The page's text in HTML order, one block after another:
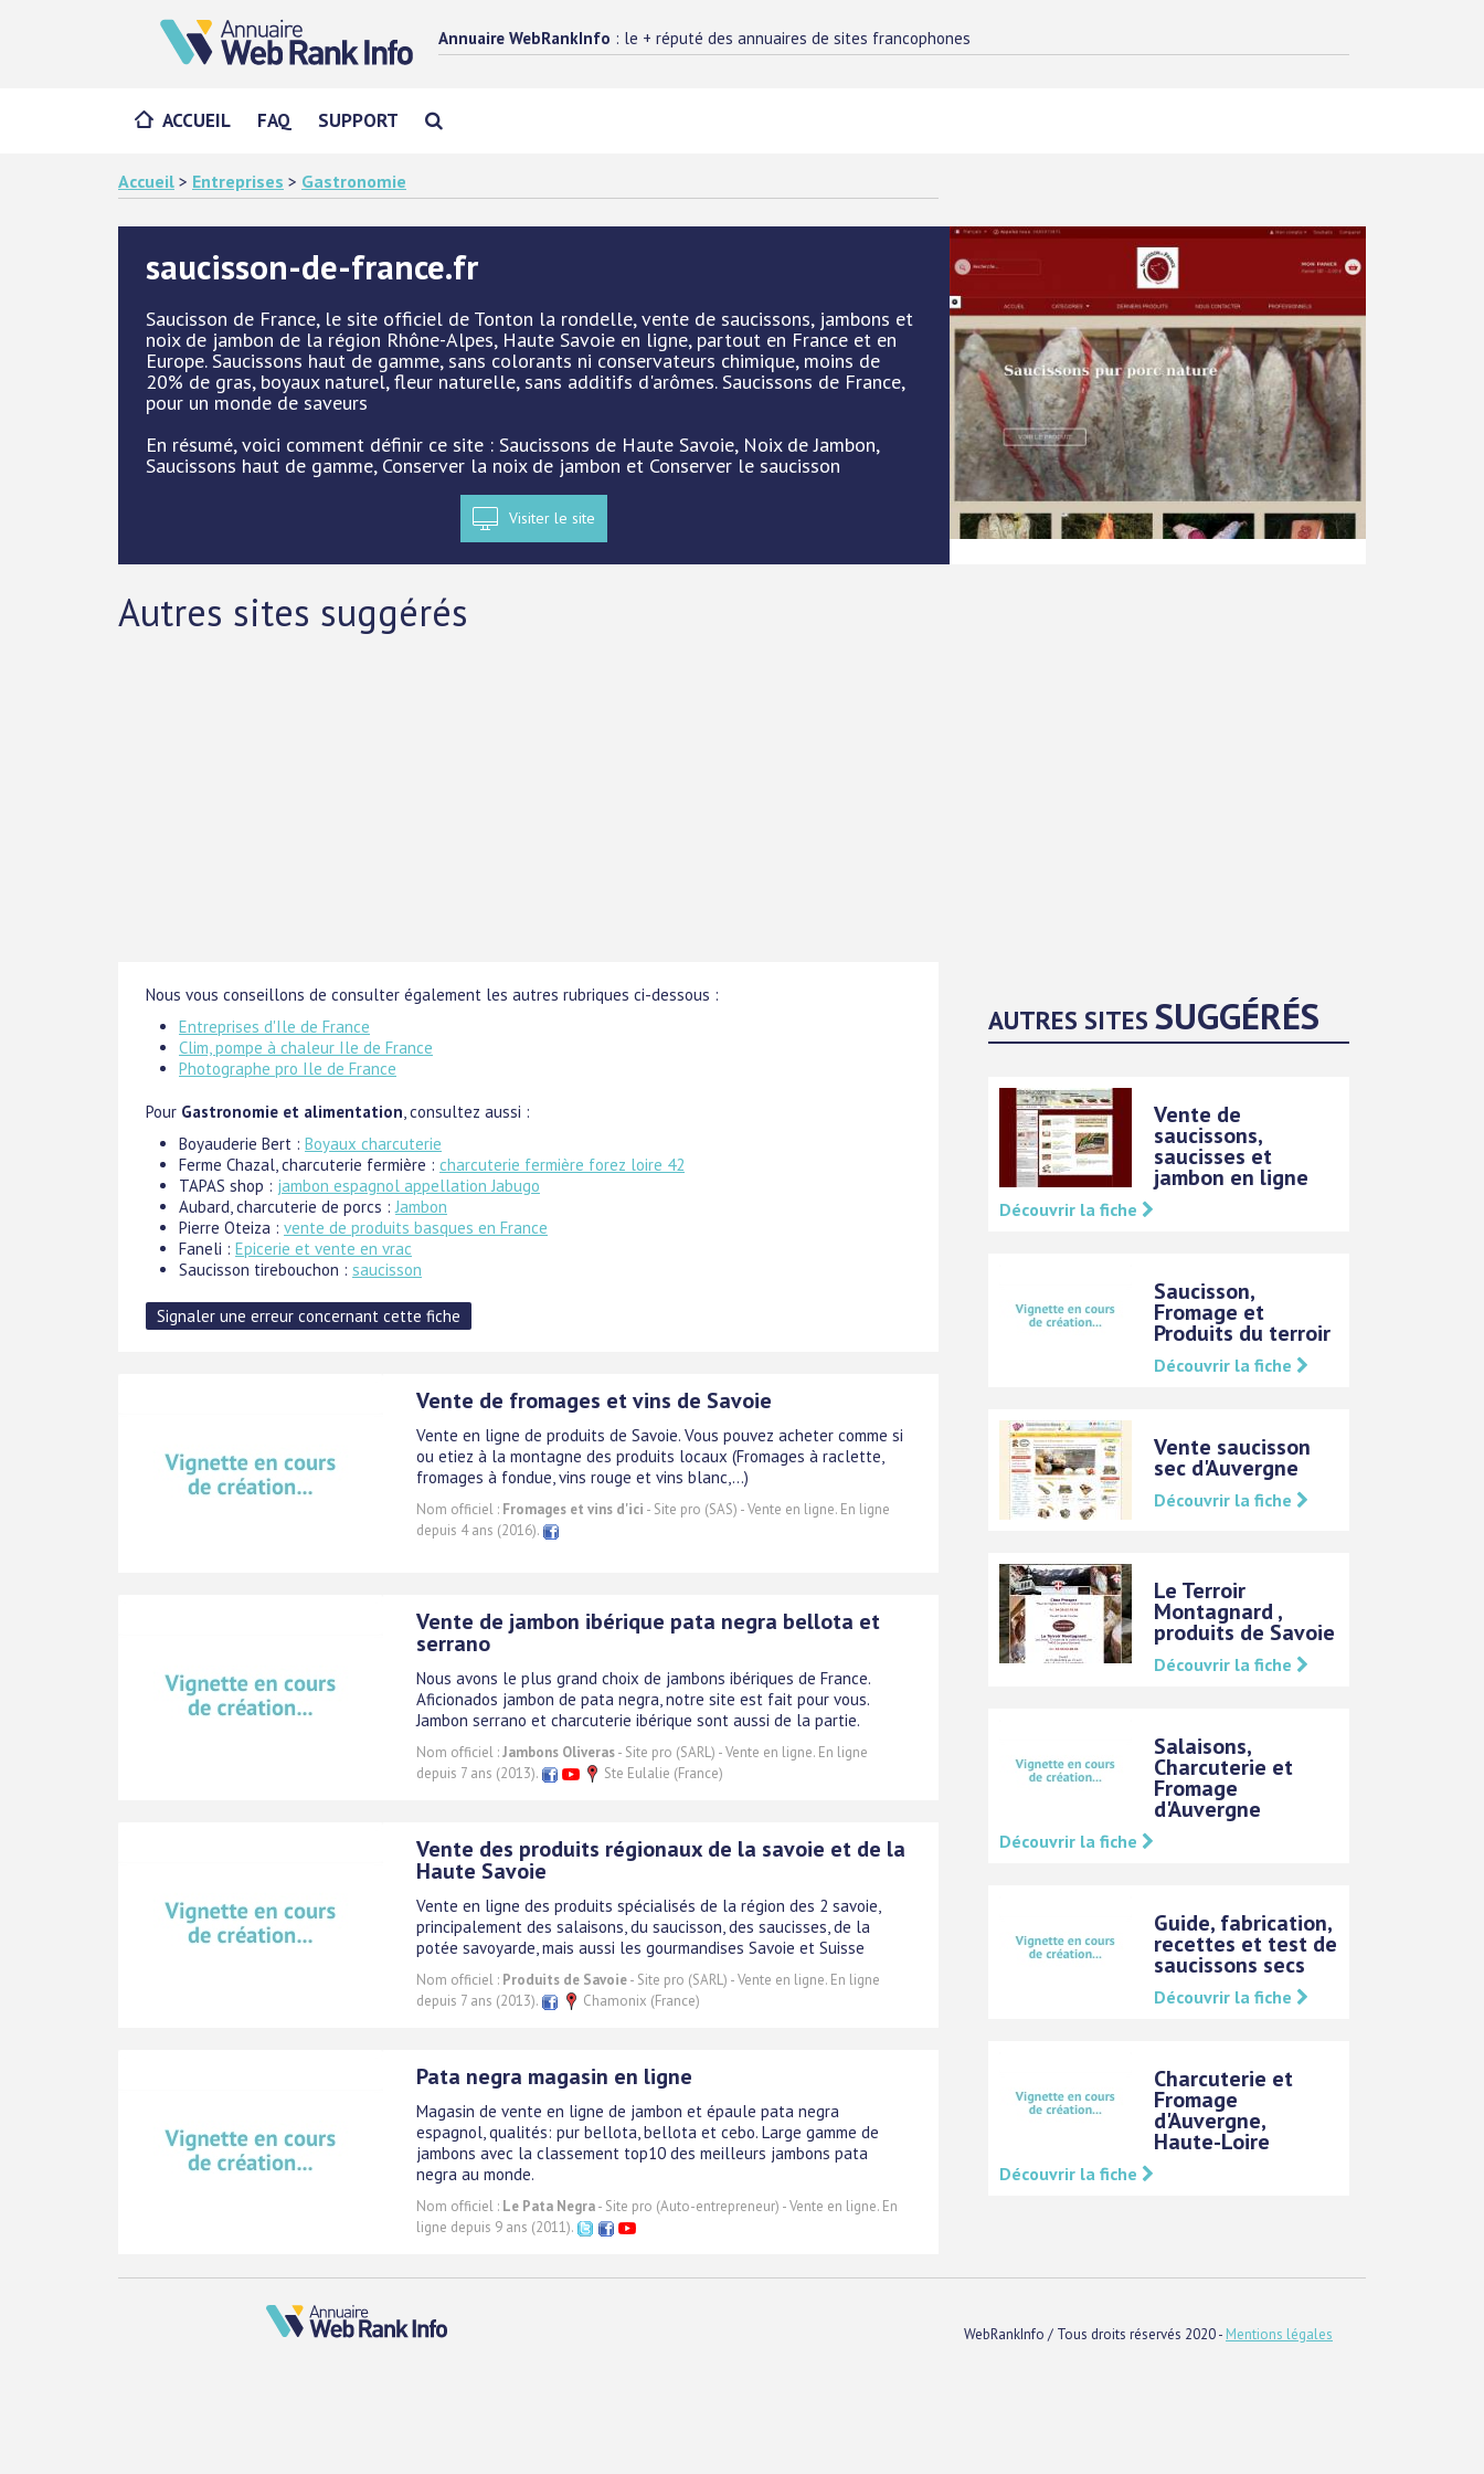
Annuaire WebRankInfo : le + réputé des annuaires de sites francophones
ACCUEIL FAQ SUPPORT
Accueil > Entreprises > Gastronomie
saucisson-de-france.fr
Saucisson de France, le site officiel de Tonton la rondelle, vente de saucissons, jambons et
noix de jambon de la région Rhône-Alpes, Haute Savoie en ligne, partout en France et en
Europe. Saucissons haut de gamme, sans colorants ni conservateurs chimique, moins de
20% de gras, boyaux naturel, fleur naturelle, sans additifs d'arômes. Saucissons de France,
pour un monde de saveurs
En résumé, voici comment définir ce site : Saucissons de Haute Savoie, Noix de Jambon,
Saucissons haut de gamme, Conserver la noix de jambon et Conserver le saucisson
Visiter le site
Autres sites suggérés
Nous vous conseillons de consulter également les autres rubriques ci-dessous :
Entreprises d'Ile de France
Clim, pompe à chaleur Ile de France
Photographe pro Ile de France
Pour Gastronomie et alimentation , consultez aussi :
Boyauderie Bert : Boyaux charcuterie
Ferme Chazal, charcuterie fermière : charcuterie fermière forez loire 42
TAPAS shop : jambon espagnol appellation Jabugo
Aubard, charcuterie de porcs : Jambon
Pierre Oteiza : vente de produits basques en France
Faneli : Epicerie et vente en vrac
Saucisson tirebouchon : saucisson
Vente de fromages et vins de Savoie
Vente en ligne de produits de Savoie. Vous pouvez acheter comme si
ou etiez à la montagne des produits locaux (Fromages à raclette,
fromages à fondue, vins rouge et vins blanc,...)
Nom officiel : Fromages et vins d'ici - Site pro (SAS) - Vente en ligne. En ligne
depuis 4 ans (2016).
Vente de jambon ibérique pata negra bellota et
serrano
Nous avons le plus grand choix de jambons ibériques de France.
Aficionados jambon de pata negra, notre site est fait pour vous.
Jambon serrano et charcuterie ibérique sont aussi de la partie.
Nom officiel :Jambons Oliveras- Site pro (SARL) - Vente en ligne. En ligne
depuis 7 ans (2013).
Ste Eulalie (France)
Vente des produits régionaux de la savoie et de la
Haute Savoie
Vente en ligne des produits spécialisés de la région des 2 savoie,
principalement des salaisons, du saucisson, des saucisses, de la
potée savoyarde, mais aussi les gourmandises Savoie et Suisse
Nom officiel : Produits de Savoie- Site pro (SARL) - Vente en ligne. En ligne
depuis 7 ans (2013).
Chamonix (France)
Pata negra magasin en ligne
Magasin de vente en ligne de jambon et épaule pata negra
espagnol, qualités: pur bellota, bellota et cebo. Large gamme de
jambons avec la classement top10 des meilleurs jambons pata
negra au monde.
Nom officiel : Le Pata Negra- Site pro (Auto-entrepreneur) - Vente en ligne. En
ligne depuis 9 ans (2011).
AUTRES SITESSUGGÉRÉS
Vente de
saucissons,
saucisses et
jambon en ligne
Découvrir la fiche
Saucisson,
Fromage et
Produits du terroir
Découvrir la fiche
Vente saucisson
sec d'Auvergne
Découvrir la fiche
Le Terroir
Montagnard ,
produits de Savoie
Découvrir la fiche
Salaisons,
Charcuterie et
Fromage
d'Auvergne
Découvrir la fiche
Guide, fabrication,
recettes et test de
saucissons secs
Découvrir la fiche
Charcuterie et
Fromage
d'Auvergne,
Haute-Loire
Découvrir la fiche
WebRankInfo / Tous droits réservés 2020 - Mentions légales